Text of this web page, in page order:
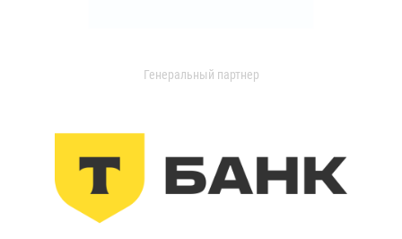
Генеральный партнер